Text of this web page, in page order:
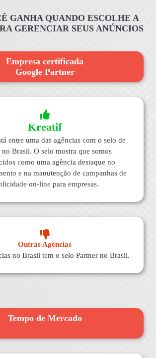
GANHA QUANDO ESCOLHE A
GERENCIAR SEUS ANÚNCIOS
Empresa certificada
Google Partner
Kreatif
entre uma das agências com o selo de
no Brasil. O selo mostra que somos
como uma agência destaque no
e na manutenção de campanhas de
on-line para empresas.
Outras Agências
no Brasil tem o selo Partner no Brasil.
Tempo de Mercado